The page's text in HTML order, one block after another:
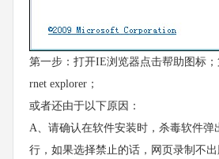
第一步：打开IE浏览器点击帮助图标
rnet explorer；
或者还由于以下原因：
A、请确认在软件安装时，杀毒软件弹
行，如果选择禁止的话，网页录制不出